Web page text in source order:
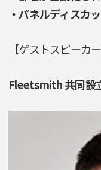
・パネルディスカ
【ゲストスピーカー
Fleetsmith 共同設